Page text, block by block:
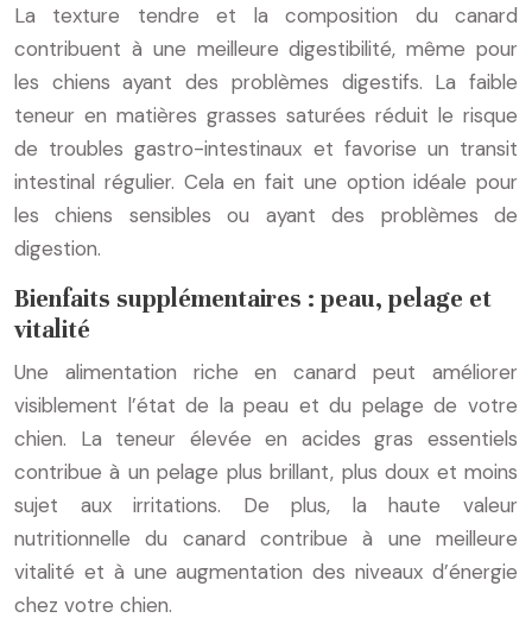
La texture tendre et la composition du canard
contribuent à une meilleure digestibilité, même pour
les chiens ayant des problèmes digestifs. La faible
teneur en matières grasses saturées réduit le risque
de troubles gastro-intestinaux et favorise un transit
intestinal régulier. Cela en fait une option idéale pour
les chiens sensibles ou ayant des problèmes de
digestion.
Bienfaits supplémentaires : peau, pelage et
vitalité
Une alimentation riche en canard peut améliorer
visiblement l’état de la peau et du pelage de votre
chien. La teneur élevée en acides gras essentiels
contribue à un pelage plus brillant, plus doux et moins
sujet aux irritations. De plus, la haute valeur
nutritionnelle du canard contribue à une meilleure
vitalité et à une augmentation des niveaux d’énergie
chez votre chien.